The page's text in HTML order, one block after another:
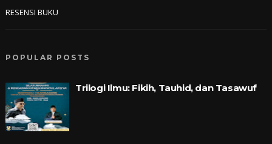
RESENSI BUKU
POPULAR POSTS
Trilogi Ilmu: Fikih, Tauhid, dan Tasawuf